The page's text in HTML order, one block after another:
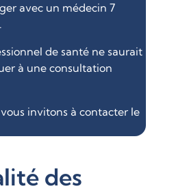
avec un médecin 7
de santé ne saurait
à une consultation
invitons à contacter le
des